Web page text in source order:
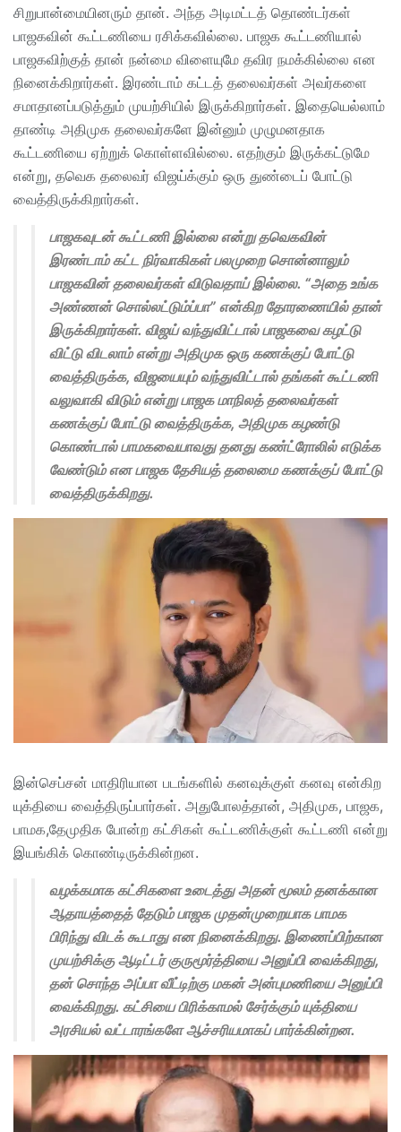
சிறுபான்மையினரும் தான். அந்த அடிமட்டத் தொண்டர்கள்
பாஜகவின் கூட்டணியை ரசிக்கவில்லை. பாஜக கூட்டணியால்
பாஜகவிற்குத் தான் நன்மை விளையுமே தவிர நமக்கில்லை என
நினைக்கிறார்கள். இரண்டாம் கட்டத் தலைவர்கள் அவர்களை
சமாதானப்படுத்தும் முயற்சியில் இருக்கிறார்கள். இதையெல்லாம்
தாண்டி அதிமுக தலைவர்களே இன்னும் முழுமனதாக
கூட்டணியை ஏற்றுக் கொள்ளவில்லை. எதற்கும் இருக்கட்டுமே
என்று, தவெக தலைவர் விஜய்க்கும் ஒரு துண்டைப் போட்டு
வைத்திருக்கிறார்கள்.
பாஜகவுடன் கூட்டணி இல்லை என்று தவெகவின்
இரண்டாம் கட்ட நிர்வாகிகள் பலமுறை சொன்னாலும்
பாஜகவின் தலைவர்கள் விடுவதாய் இல்லை. “அதை உங்க
அண்ணன் சொல்லட்டும்ப்பா” என்கிற தோரணையில் தான்
இருக்கிறார்கள். விஜய் வந்துவிட்டால் பாஜகவை கழட்டு
விட்டு விடலாம் என்று அதிமுக ஒரு கணக்குப் போட்டு
வைத்திருக்க, விஜயையும் வந்துவிட்டால் தங்கள் கூட்டணி
வலுவாகி விடும் என்று பாஜக மாநிலத் தலைவர்கள்
கணக்குப் போட்டு வைத்திருக்க, அதிமுக கழண்டு
கொண்டால் பாமகவையாவது தனது கண்ட்ரோலில் எடுக்க
வேண்டும் என பாஜக தேசியத் தலைமை கணக்குப் போட்டு
வைத்திருக்கிறது.
இன்செப்சன் மாதிரியான படங்களில் கனவுக்குள் கனவு என்கிற
யுக்தியை வைத்திருப்பார்கள். அதுபோலத்தான், அதிமுக, பாஜக,
பாமக,தேமுதிக போன்ற கட்சிகள் கூட்டணிக்குள் கூட்டணி என்று
இயங்கிக் கொண்டிருக்கின்றன.
வழக்கமாக கட்சிகளை உடைத்து அதன் மூலம் தனக்கான
ஆதாயத்தைத் தேடும் பாஜக முதன்முறையாக பாமக
பிரிந்து விடக் கூடாது என நினைக்கிறது. இணைப்பிற்கான
முயற்சிக்கு ஆடிட்டர் குருமூர்த்தியை அனுப்பி வைக்கிறது,
தன் சொந்த அப்பா வீட்டிற்கு மகன் அன்புமணியை அனுப்பி
வைக்கிறது. கட்சியை பிரிக்காமல் சேர்க்கும் யுக்தியை
அரசியல் வட்டாரங்களே ஆச்சரியமாகப் பார்க்கின்றன.